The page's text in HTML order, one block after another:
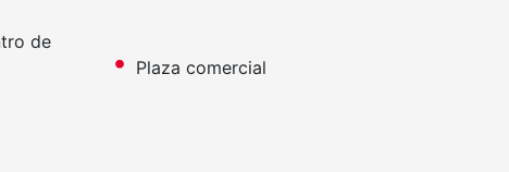
de
Plaza comercial